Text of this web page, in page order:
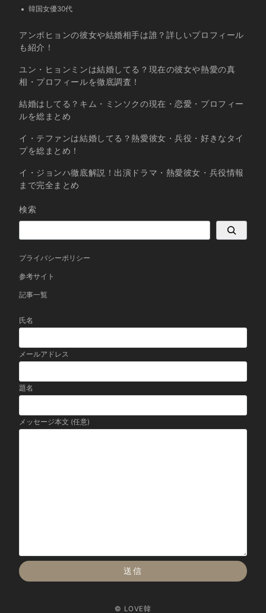
韓国女優30代
アンボヒョンの彼女や結婚相手は誰？詳しいプロフィール
も紹介！
ユン・ヒョンミンは結婚してる？現在の彼女や熱愛の真
相・プロフィールを徹底調査！
結婚はしてる？キム・ミンソクの現在・恋愛・プロフィー
ルを総まとめ
イ・テファンは結婚してる？熱愛彼女・兵役・好きなタイ
プを総まとめ！
イ・ジョンハ徹底解説！出演ドラマ・熱愛彼女・兵役情報
まで完全まとめ
検索
プライバシーポリシー
参考サイト
記事一覧
氏名
メールアドレス
題名
メッセージ本文 (任意)
© LOVE韓